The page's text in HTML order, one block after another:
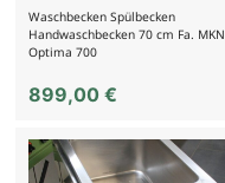
Waschbecken Spülbecken
Handwaschbecken 70 cm Fa. MKN
Optima 700
899,00 €